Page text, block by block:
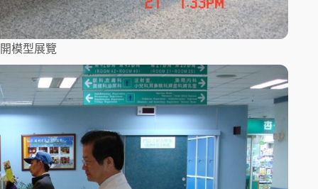
模型展覽